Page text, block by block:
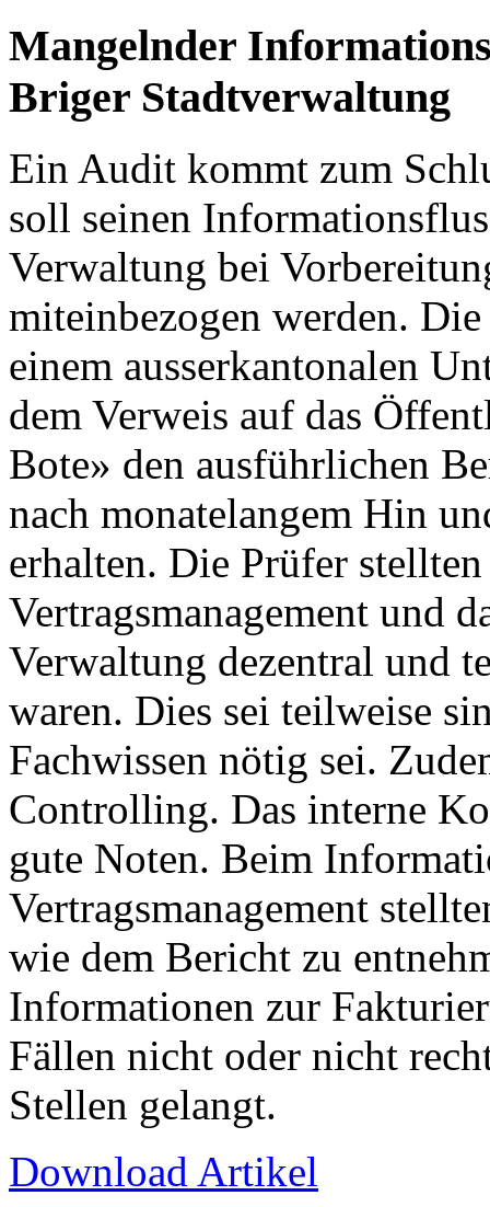
Mangelnder
Briger Stadtverwaltung
Ein Audit kommt zum
soll seinen
Verwaltung bei
miteinbezogen werden.
einem ausserkantonalen
dem Verweis auf das
Bote» den ausführlichen
nach monatelangem Hin
erhalten. Die Prüfer stellten
Vertragsmanagement und
Verwaltung dezentral und
waren. Dies sei teilweise
Fachwissen nötig sei.
Controlling. Das interne
gute Noten. Beim
Vertragsmanagement
wie dem Bericht zu
Informationen zur
Fällen nicht oder nicht
Stellen gelangt.
Download Artikel